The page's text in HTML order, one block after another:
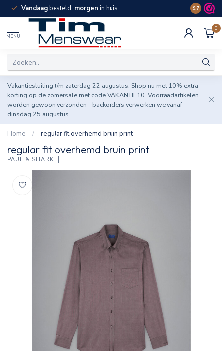
Vandaagbesteld, morgen in huis Spaar
9.7
MENU
0
Vakantiesluiting t/m zaterdag 22 augustus. Shop nu met 10% extra
korting op de zomersale met code VAKANTIE10. Voorraadartikelen
worden gewoon verzonden - backorders verwerken we vanaf
dinsdag 25 augustus.
Home / regular fit overhemd bruin print
regular fit overhemd bruin print
PAUL & SHARK